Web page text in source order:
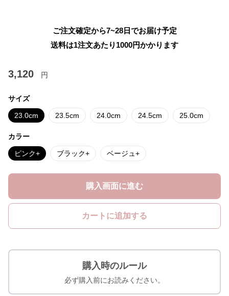
ご注文確定から7~28日でお届け予定
送料は1注文あたり 1000円かかります
3,120 円
サイズ
23.0cm 23.5cm 24.0cm 24.5cm 25.0cm
カラー
ピンク+ ブラック+ ベージュ+
購入画面に進む
カートに追加する
購入時のルール
必ず購入前にお読みください。